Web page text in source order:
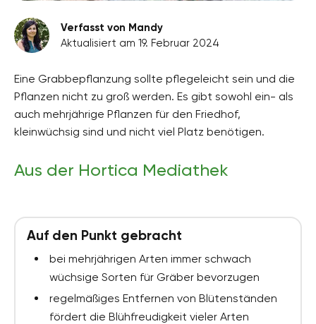
Verfasst von Mandy
Aktualisiert am 19. Februar 2024
Eine Grabbepflanzung sollte pflegeleicht sein und die
Pflanzen nicht zu groß werden. Es gibt sowohl ein- als
auch mehrjährige Pflanzen für den Friedhof,
kleinwüchsig sind und nicht viel Platz benötigen.
Aus der Hortica Mediathek
Auf den Punkt gebracht
bei mehrjährigen Arten immer schwach
wüchsige Sorten für Gräber bevorzugen
regelmäßiges Entfernen von Blütenständen
fördert die Blühfreudigkeit vieler Arten